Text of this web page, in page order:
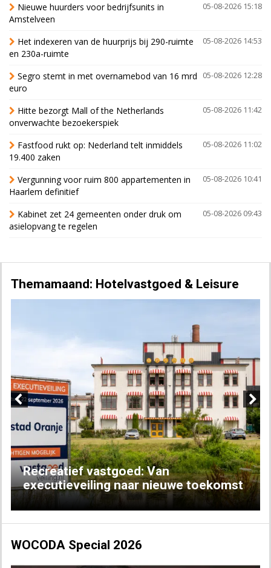
05-08-2026 15:18
Nieuwe huurders voor bedrijfsunits in
Amstelveen
05-08-2026 14:53
Het indexeren van de huurprijs bij 290-ruimte
en 230a-ruimte
05-08-2026 12:28
Segro stemt in met overnamebod van 16 mrd
euro
05-08-2026 11:42
Hitte bezorgt Mall of the Netherlands
onverwachte bezoekerspiek
05-08-2026 11:02
Fastfood rukt op: Nederland telt inmiddels
19.400 zaken
05-08-2026 10:41
Vergunning voor ruim 800 appartementen in
Haarlem definitief
05-08-2026 09:43
Kabinet zet 24 gemeenten onder druk om
asielopvang te regelen
Themamaand: Hotelvastgoed & Leisure
Recreatief vastgoed: Van
executieveiling naar nieuwe toekomst
Next
WOCODA Special 2026